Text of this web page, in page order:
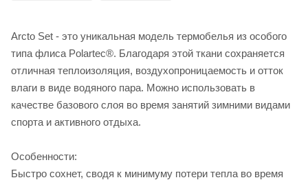
Arcto Set - это уникальная модель термобелья из особого
типа флиса Polartec®. Благодаря этой ткани сохраняется
отличная теплоизоляция, воздухопроницаемость и отток
влаги в виде водяного пара. Можно использовать в
качестве базового слоя во время занятий зимними видами
спорта и активного отдыха.
Особенности:
Быстро сохнет, сводя к минимуму потери тепла во время